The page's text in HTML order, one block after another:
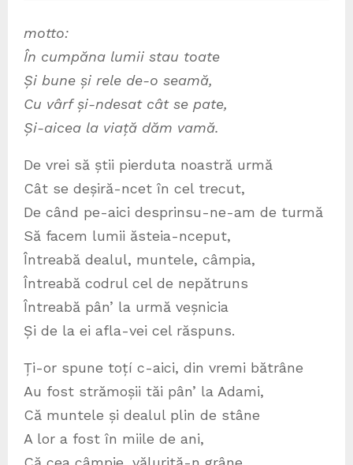
motto:
În cumpăna lumii stau toate
Și bune și rele de-o seamă,
Cu vârf și-ndesat cât se pate,
Și-aicea la viață dăm vamă.
De vrei să știi pierduta noastră urmă
Cât se deșiră-ncet în cel trecut,
De când pe-aici desprinsu-ne-am de turmă
Să facem lumii ăsteia-nceput,
Întreabă dealul, muntele, câmpia,
Întreabă codrul cel de nepătruns
Întreabă pân’ la urmă veșnicia
Și de la ei afla-vei cel răspuns.
Ți-or spune toțí c-aici, din vremi bătrâne
Au fost strămoșii tăi pân’ la Adami,
Că muntele și dealul plin de stâne
A lor a fost în miile de ani,